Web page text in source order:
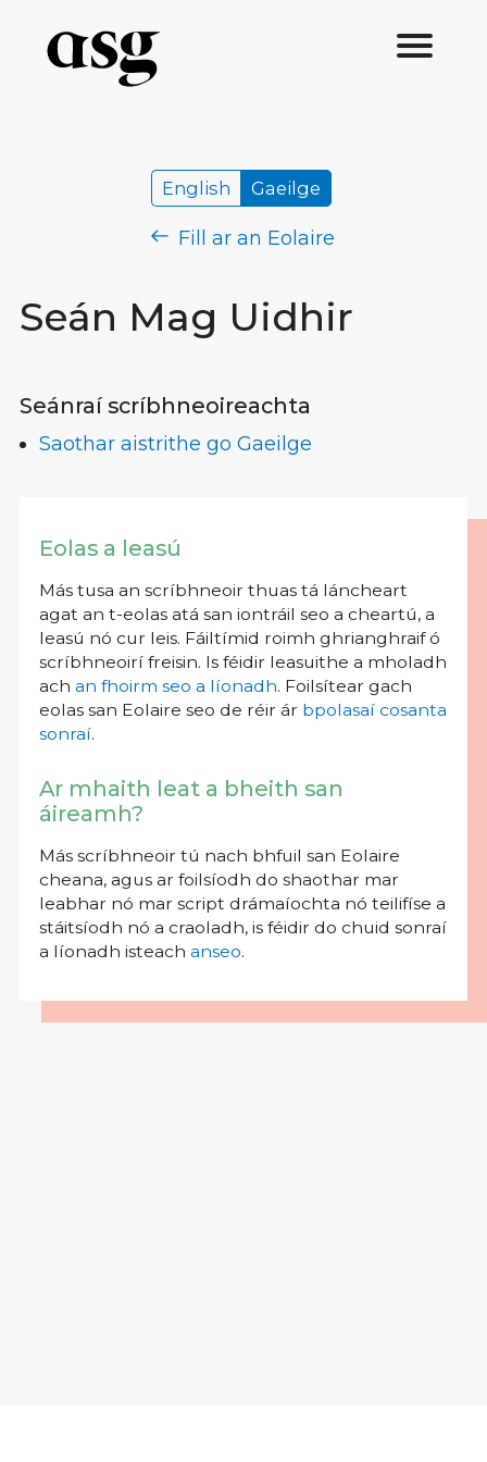
Seán Mag Uidhir
English Gaeilge
Fill ar an Eolaire
Seánraí scríbhneoireachta
Saothar aistrithe go Gaeilge
Eolas a leasú
Más tusa an scríbhneoir thuas tá láncheart
agat an t-eolas atá san iontráil seo a cheartú, a
leasú nó cur leis. Fáiltímid roimh ghrianghraif ó
scríbhneoirí freisin. Is féidir leasuithe a mholadh
ach an fhoirm seo a líonadh. Foilsítear gach
eolas san Eolaire seo de réir ár bpolasaí cosanta
sonraí.
Ar mhaith leat a bheith san
áireamh?
Más scríbhneoir tú nach bhfuil san Eolaire
cheana, agus ar foilsíodh do shaothar mar
leabhar nó mar script drámaíochta nó teilifíse a
stáitsíodh nó a craoladh, is féidir do chuid sonraí
a líonadh isteach anseo.